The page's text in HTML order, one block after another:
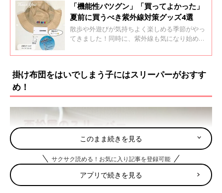
「機能性バツグン」「買ってよかった」
夏前に買うべき紫外線対策グッズ4選
散歩や外遊びが気持ちよく楽しめる季節がやっ
てきました！同時に、紫外線も気になり始める
は健康的なイメージがありましたが、今では紫
皮膚老化を早めたり、将来皮膚ガンや目の病気
のうちから強い日焼けをしすぎないように注意
回は、子どもの紫外線対策に使えるグッズを現
役保育士が紹介します！
掛け布団をはいでしまう子にはスリーパーがおすす
め！
このまま続きを見る
サクサク読める！お気に入り記事を登録可能
アプリで続きを見る